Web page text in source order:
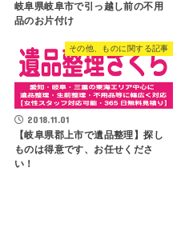
岐阜県岐阜市で引っ越し前の不用
品のお片付け
その他、ものに関する記事
2018.11.01
【岐阜県郡上市で遺品整理】探し
ものは得意です、お任せくださ
い！